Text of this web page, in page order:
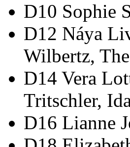
D10 Sophie
D12 Náya
Wilbertz,
D14 Vera
Tritschler,
D16 Lianne